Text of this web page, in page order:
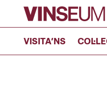
Anar al contingut
VISITA’NS